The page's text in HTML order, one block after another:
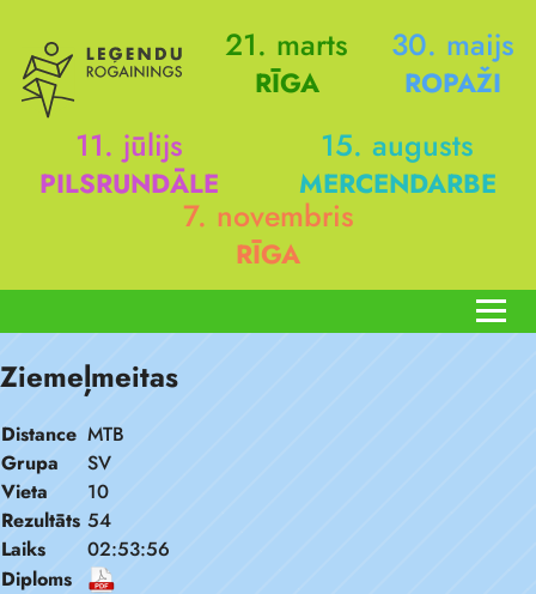
21. marts
RĪGA
30. maijs
ROPAŽI
11. jūlijs
PILSRUNDĀLE
15. augusts
MERCENDARBE
7. novembris
RĪGA
Ziemeļmeitas
Distance MTB
Grupa
SV
Vieta
10
Rezultāts 54
Laiks
02:53:56
Diploms